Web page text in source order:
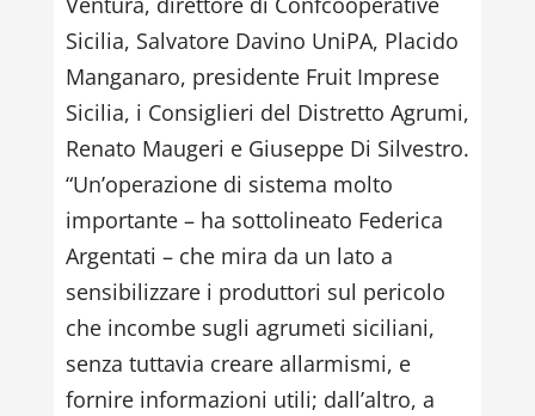
Sicilia, Salvatore Davino UniPA, Placido
Manganaro, presidente Fruit Imprese
Sicilia, i Consiglieri del Distretto Agrumi,
Renato Maugeri e Giuseppe Di Silvestro.
“Un’operazione di sistema molto
importante – ha sottolineato Federica
Argentati – che mira da un lato a
sensibilizzare i produttori sul pericolo
che incombe sugli agrumeti siciliani,
senza tuttavia creare allarmismi, e
fornire informazioni utili; dall’altro, a